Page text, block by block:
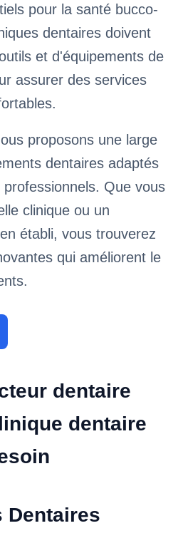
pour la santé bucco-
dentaires doivent
et d'équipements de
assurer des services
proposons une large
dentaires adaptés
Que vous
clinique ou un
établi, vous trouverez
qui améliorent le
dentaire
dentaire
Dentaires